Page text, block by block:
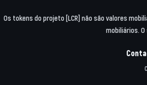
Os tokens do projeto [LCR] não são valores
mobiliários.